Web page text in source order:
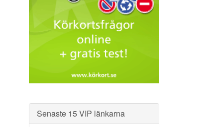
Senaste 15 VIP länkarna